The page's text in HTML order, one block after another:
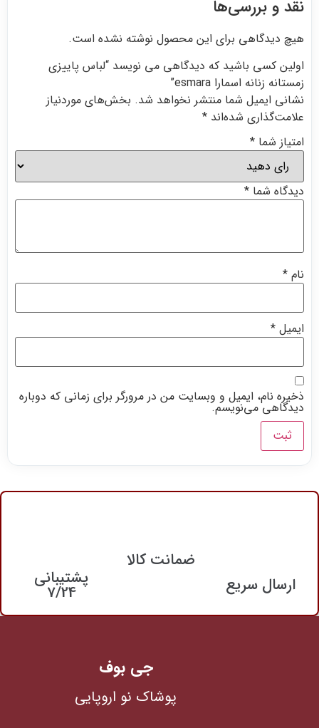
نقد و بررسی‌ها
هیچ دیدگاهی برای این محصول نوشته نشده است.
اولین کسی باشید که دیدگاهی می نویسد “لباس پاییزی
زمستانه زنانه اسمارا esmara”
نشانی ایمیل شما منتشر نخواهد شد. بخش‌های موردنیاز
علامت‌گذاری شده‌اند *
امتیاز شما *
دیدگاه شما *
نام *
ایمیل *
ذخیره نام، ایمیل و وبسایت من در مرورگر برای زمانی که دوباره
دیدگاهی می‌نویسم.
ارسال سریع
ضمانت کالا
پشتیبانی
7/24
جی بوف
پوشاک نو اروپایی